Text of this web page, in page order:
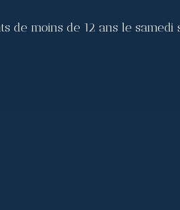
de moins de 12 ans le samedi